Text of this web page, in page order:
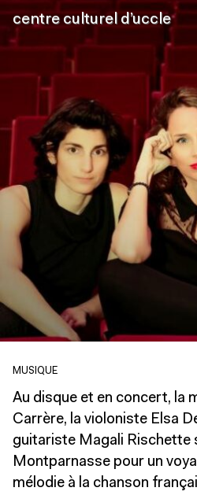
centre culturel d’uccle
MUSIQUE
Au disque et en concert, la
Carrère, la violoniste Elsa
guitariste Magali Rischette
Montparnasse pour un
mélodie à la chanson